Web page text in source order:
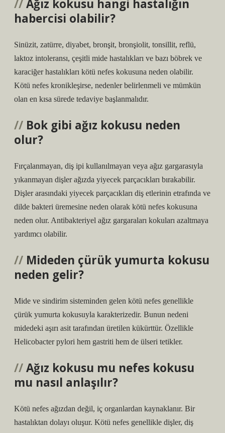
Ağız kokusu hangi hastalığın
habercisi olabilir?
Sinüzit, zatürre, diyabet, bronşit, bronşiolit, tonsillit, reflü,
laktoz intoleransı, çeşitli mide hastalıkları ve bazı böbrek ve
karaciğer hastalıkları kötü nefes kokusuna neden olabilir.
Kötü nefes kronikleşirse, nedenler belirlenmeli ve mümkün
olan en kısa sürede tedaviye başlanmalıdır.
Bok gibi ağız kokusu neden
olur?
Fırçalanmayan, diş ipi kullanılmayan veya ağız gargarasıyla
yıkanmayan dişler ağızda yiyecek parçacıkları bırakabilir.
Dişler arasındaki yiyecek parçacıkları diş etlerinin etrafında ve
dilde bakteri üremesine neden olarak kötü nefes kokusuna
neden olur. Antibakteriyel ağız gargaraları kokuları azaltmaya
yardımcı olabilir.
Mideden çürük yumurta kokusu
neden gelir?
Mide ve sindirim sisteminden gelen kötü nefes genellikle
çürük yumurta kokusuyla karakterizedir. Bunun nedeni
midedeki aşırı asit tarafından üretilen kükürttür. Özellikle
Helicobacter pylori hem gastriti hem de ülseri tetikler.
Ağız kokusu mu nefes kokusu
mu nasıl anlaşılır?
Kötü nefes ağızdan değil, iç organlardan kaynaklanır. Bir
hastalıktan dolayı oluşur. Kötü nefes genellikle dişler, diş